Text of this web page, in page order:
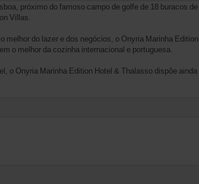
próximo do famoso campo de golfe de 18 buracos
Villas.
do lazer e dos negócios, o Onyria Marinha
o melhor da cozinha internacional e portuguesa.
Onyria Marinha Edition Hotel & Thalasso dispõe